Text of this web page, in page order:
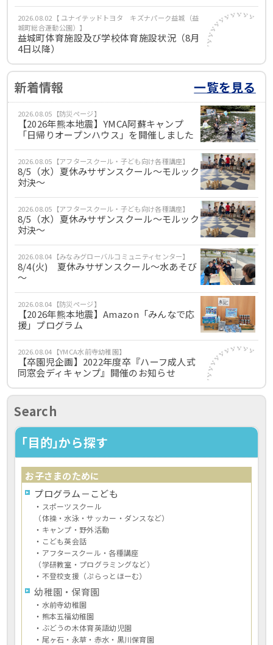
2026.08.02【 ユナイテッドトヨタ キズナパーク益城（益
城町総合運動公園）】
益城町体育施設及び学校体育施設状況（8月
4日以降）
新着情報 一覧を見る
2026.08.05【防災ページ】
【2026年熊本地震】YMCA阿蘇キャンプ
「日帰りオープンハウス」を開催しました
2026.08.05【アフタースクール・子ども向け各種講座】
8/5（水）夏休みサザンスクール～モルック
対決～
2026.08.05【アフタースクール・子ども向け各種講座】
8/5（水）夏休みサザンスクール～モルック
対決～
2026.08.04【みなみグローバルコミュニティセンター】
8/4(火) 夏休みサザンスクール～水あそび
～
2026.08.04【防災ページ】
【2026年熊本地震】Amazon「みんなで応
援」プログラム
2026.08.04【YMCA水前寺幼稚園】
【卒園児企画】2022年度卒『ハーフ成人式
同窓会ディキャンプ』開催のお知らせ
Search
｢目的｣から探す
お子さまのために
プログラム－こども
・ スポーツスクール
（体操・水泳・サッカー・ダンスなど）
・ キャンプ・野外活動
・ こども英会話
・ アフタースクール・各種講座
（学研教室・プログラミングなど）
・ 不登校支援（ぷらっとほーむ）
幼稚園・保育園
・ 水前寺幼稚園
・ 熊本五福幼稚園
・ ぶどうの木体育英語幼児園
・ 尾ヶ石・永草・赤水・黒川保育園